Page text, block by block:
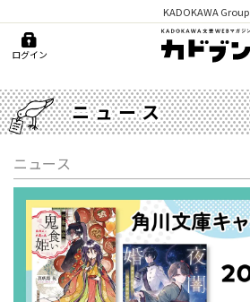
KADOKAWA Group
ログイン
ニュース
ニュース